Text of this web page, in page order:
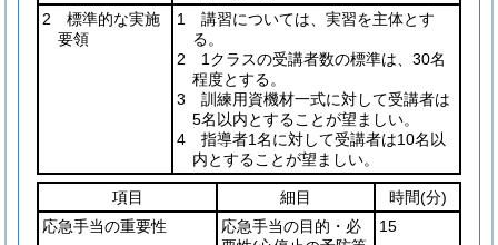
2 標準的な実施
要領
1 講習については、実習を主体とす
る。
2 1クラスの受講者数の標準は、30名
程度とする。
3 訓練用資機材一式に対して受講者は
5名以内とすることが望ましい。
4 指導者1名に対して受講者は10名以
内とすることが望ましい。
項目 細目 時間(分)
応急手当の重要性
応急手当の目的・必
15